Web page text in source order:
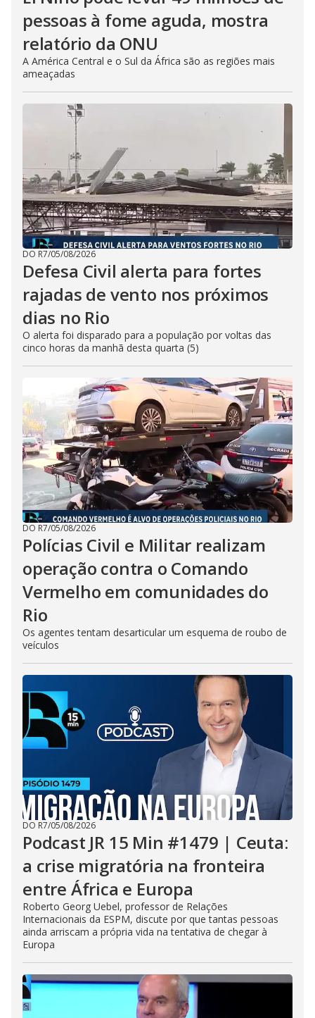
pessoas à fome aguda, mostra
relatório da ONU
A América Central e o Sul da África são as regiões mais
ameaçadas
DO R7/05/08/2026
Defesa Civil alerta para fortes
rajadas de vento nos próximos
dias no Rio
O alerta foi disparado para a população por voltas das
cinco horas da manhã desta quarta (5)
DO R7/05/08/2026
Polícias Civil e Militar realizam
operação contra o Comando
Vermelho em comunidades do
Rio
Os agentes tentam desarticular um esquema de roubo de
veículos
DO R7/05/08/2026
Podcast JR 15 Min #1479 | Ceuta:
a crise migratória na fronteira
entre África e Europa
Roberto Georg Uebel, professor de Relações
Internacionais da ESPM, discute por que tantas pessoas
ainda arriscam a própria vida na tentativa de chegar à
Europa